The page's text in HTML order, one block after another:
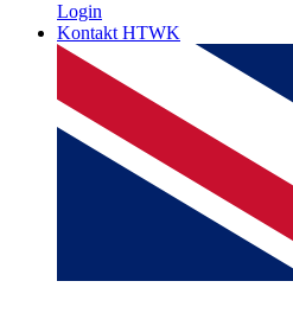
Login
Kontakt HTWK